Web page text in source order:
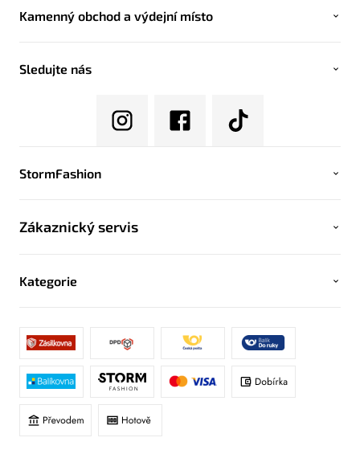
Kamenný obchod a výdejní místo
Sledujte nás
StormFashion
Zákaznický servis
Kategorie